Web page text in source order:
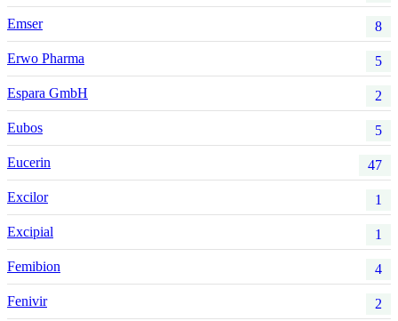
Emser 8
Erwo Pharma 5
Espara GmbH 2
Eubos 5
Eucerin 47
Excilor 1
Excipial 1
Femibion 4
Fenivir 2